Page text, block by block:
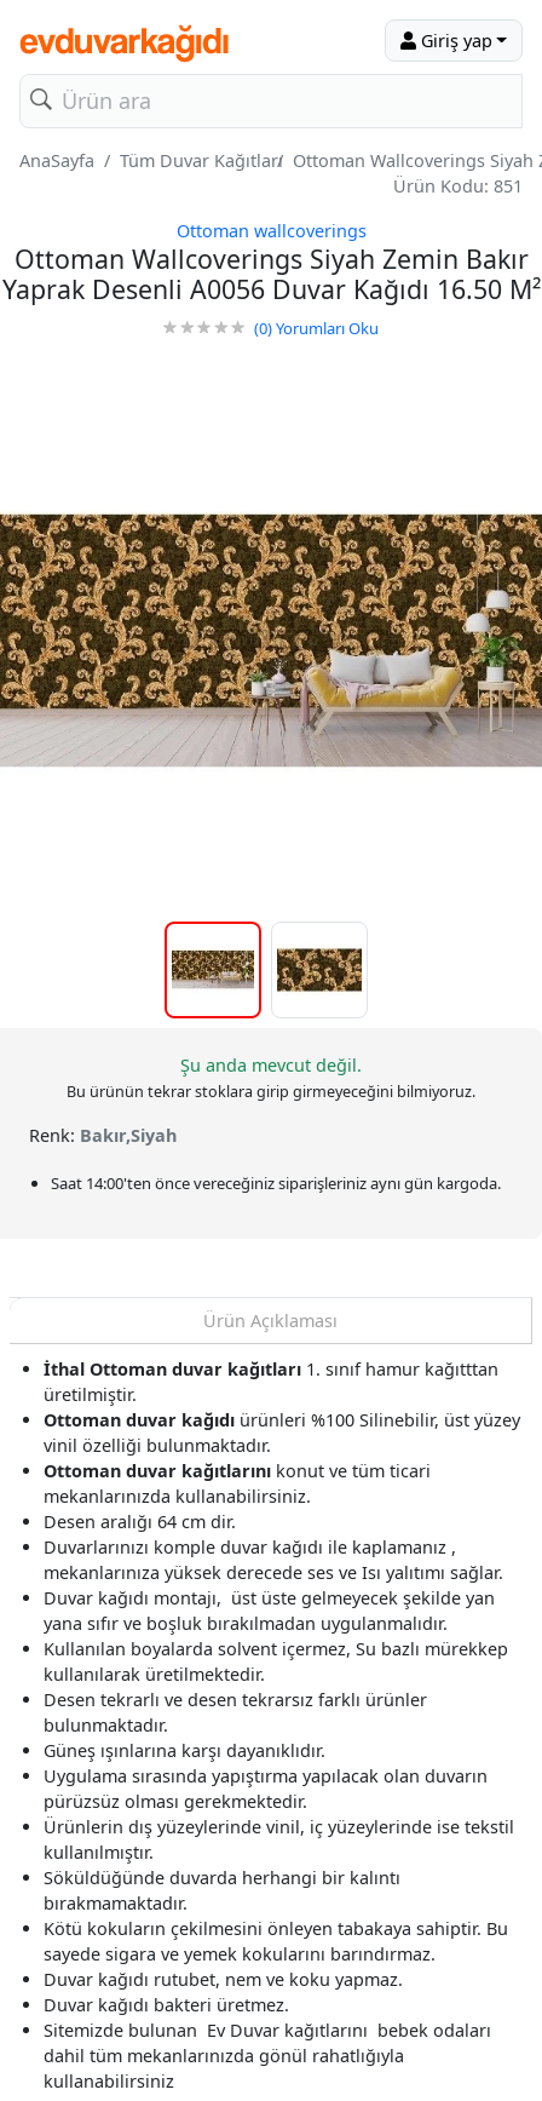
Giriş yap
AnaSayfa Tüm Duvar Kağıtları Ottoman Wallcoverings Siyah
Ürün Kodu: 851
Ottoman wallcoverings
Ottoman Wallcoverings Siyah Zemin Bakır
Yaprak Desenli A0056 Duvar Kağıdı 16.50 M²
(0)Yorumları Oku
Şu anda mevcut değil.
Bu ürünün tekrar stoklara girip girmeyeceğini bilmiyoruz.
Renk: Bakır,Siyah
Saat 14:00'ten önce vereceğiniz siparişlerinizaynı gün kargoda.
Ürün Açıklaması
İthal Ottoman duvar kağıtları 1. sınıf hamur kağıtttan
üretilmiştir.
Ottoman duvar kağıdı ürünleri %100 Silinebilir, üst yüzey
vinil özelliği bulunmaktadır.
Ottoman duvar kağıtlarını konut ve tüm ticari
mekanlarınızda kullanabilirsiniz.
Desen aralığı 64 cm dir.
Duvarlarınızı komple duvar kağıdı ile kaplamanız ,
mekanlarınıza yüksek derecede ses ve Isı yalıtımı sağlar.
Duvar kağıdı montajı, üst üste gelmeyecek şekilde yan
yana sıfır ve boşluk bırakılmadan uygulanmalıdır.
Kullanılan boyalarda solvent içermez, Su bazlı mürekkep
kullanılarak üretilmektedir.
Desen tekrarlı ve desen tekrarsız farklı ürünler
bulunmaktadır.
Güneş ışınlarına karşı dayanıklıdır.
Uygulama sırasında yapıştırma yapılacak olan duvarın
pürüzsüz olması gerekmektedir.
Ürünlerin dış yüzeylerinde vinil, iç yüzeylerinde ise tekstil
kullanılmıştır.
Söküldüğünde duvarda herhangi bir kalıntı
bırakmamaktadır.
Kötü kokuların çekilmesini önleyen tabakaya sahiptir. Bu
sayede sigara ve yemek kokularını barındırmaz.
Duvar kağıdı rutubet, nem ve koku yapmaz.
Duvar kağıdı bakteri üretmez.
Sitemizde bulunan Ev Duvar kağıtlarını bebek odaları
dahil tüm mekanlarınızda gönül rahatlığıyla
kullanabilirsiniz